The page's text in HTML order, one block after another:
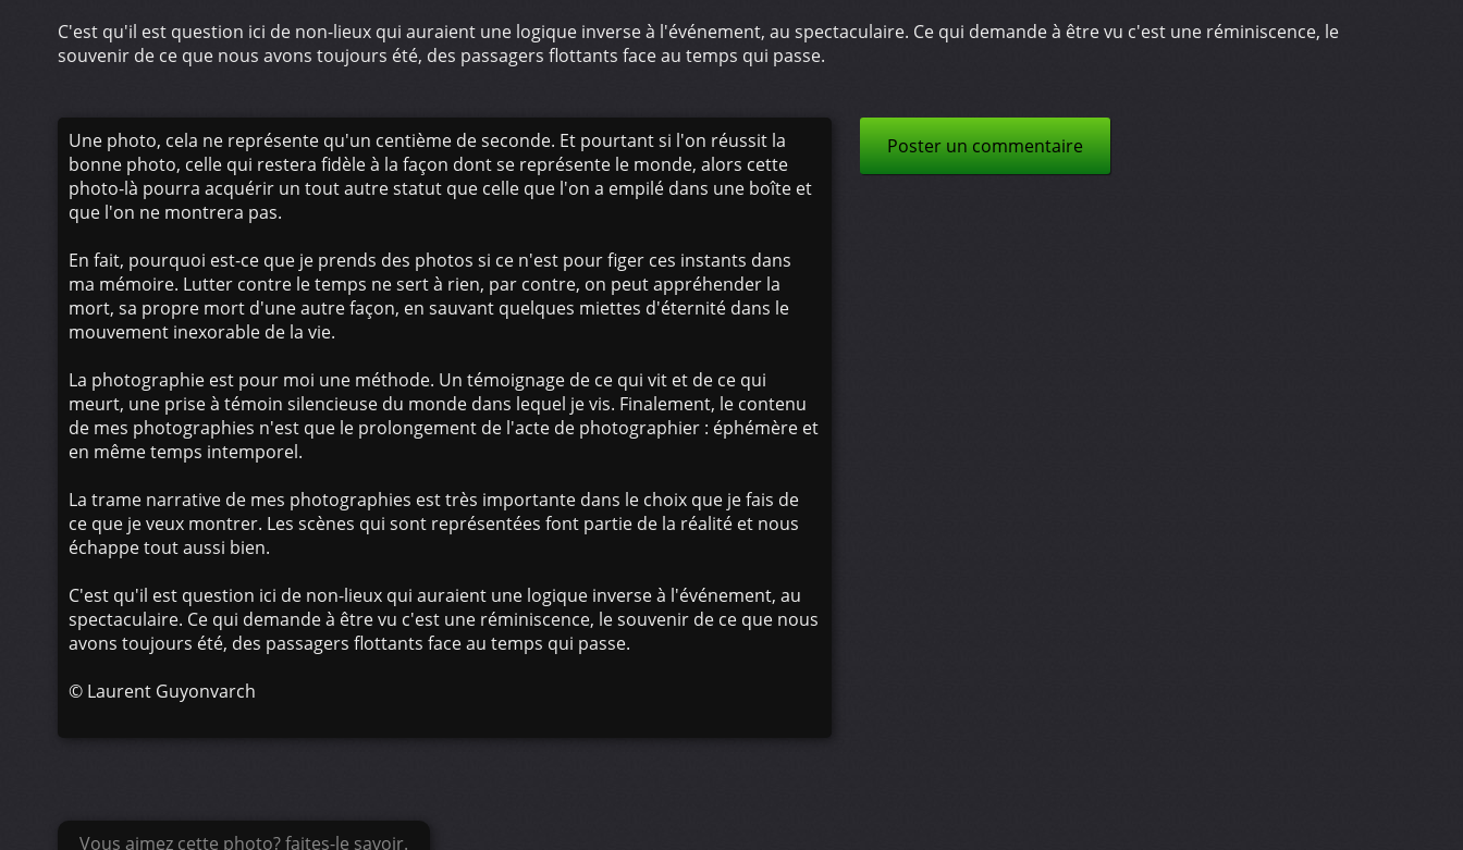
C'est qu'il est question ici de non-lieux qui auraient une logique inverse à l'événement, au spectaculaire. Ce qui demande à être vu c'est une réminiscence, le
souvenir de ce que nous avons toujours été, des passagers flottants face au temps qui passe.
Une photo, cela ne représente qu'un centième de seconde. Et pourtant si l'on réussit la
bonne photo, celle qui restera fidèle à la façon dont se représente le monde, alors cette
photo-là pourra acquérir un tout autre statut que celle que l'on a empilé dans une boîte et
que l'on ne montrera pas.
En fait, pourquoi est-ce que je prends des photos si ce n'est pour figer ces instants dans
ma mémoire. Lutter contre le temps ne sert à rien, par contre, on peut appréhender la
mort, sa propre mort d'une autre façon, en sauvant quelques miettes d'éternité dans le
mouvement inexorable de la vie.
La photographie est pour moi une méthode. Un témoignage de ce qui vit et de ce qui
meurt, une prise à témoin silencieuse du monde dans lequel je vis. Finalement, le contenu
de mes photographies n'est que le prolongement de l'acte de photographier : éphémère et
en même temps intemporel.
La trame narrative de mes photographies est très importante dans le choix que je fais de
ce que je veux montrer. Les scènes qui sont représentées font partie de la réalité et nous
échappe tout aussi bien.
C'est qu'il est question ici de non-lieux qui auraient une logique inverse à l'événement, au
spectaculaire. Ce qui demande à être vu c'est une réminiscence, le souvenir de ce que nous
avons toujours été, des passagers flottants face au temps qui passe.
© Laurent Guyonvarch
Poster un commentaire
Vous aimez cette photo? faites-le savoir.